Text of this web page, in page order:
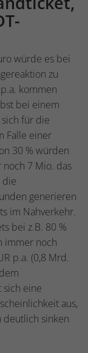
würde es bei
zu
kommen
bei einem
für die
Falle einer
30 % würden
7 Mio. das
die
generieren
im Nahverkehr.
bei z.B. 80 %
immer noch
p.a. (0,8 Mrd.
sich eine
aus,
deutlich sinken